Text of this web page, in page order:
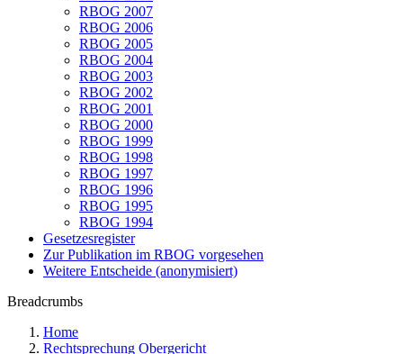
RBOG 2007
RBOG 2006
RBOG 2005
RBOG 2004
RBOG 2003
RBOG 2002
RBOG 2001
RBOG 2000
RBOG 1999
RBOG 1998
RBOG 1997
RBOG 1996
RBOG 1995
RBOG 1994
Gesetzesregister
Zur Publikation im RBOG vorgesehen
Weitere Entscheide (anonymisiert)
Breadcrumbs
Home
Rechtsprechung Obergericht